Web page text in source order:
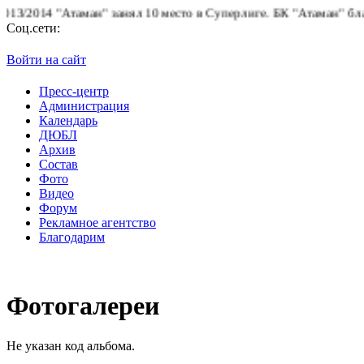
"Атаман" занял 10 место в Суперлиге.БК "Атаман"
Соц.сети:
Войти на сайт
Пресс-центр
Администрация
Календарь
ДЮБЛ
Архив
Состав
Фото
Видео
Форум
Рекламное агентство
Благодарим
Фотогалереи
Не указан код альбома.